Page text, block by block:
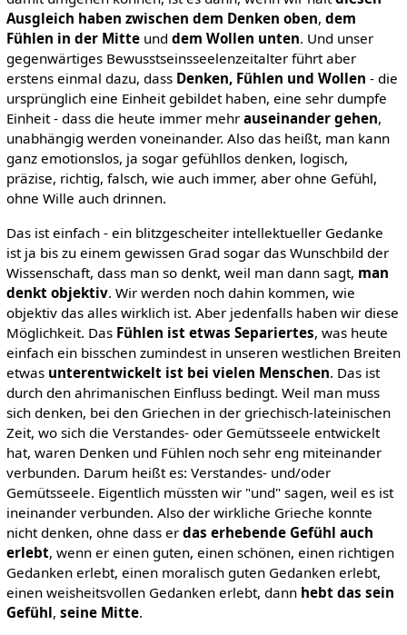
Ausgleich haben zwischen dem Denken oben, dem
Fühlen in der Mitteund dem Wollen unten. Und unser
gegenwärtiges Bewusstseinsseelenzeitalter führt aber
erstens einmal dazu, dass Denken, Fühlen und Wollen - die
ursprünglich eine Einheit gebildet haben, eine sehr dumpfe
Einheit - dass die heute immer mehr auseinander gehen,
unabhängig werden voneinander. Also das heißt, man kann
ganz emotionslos, ja sogar gefühllos denken, logisch,
präzise, richtig, falsch, wie auch immer, aber ohne Gefühl,
ohne Wille auch drinnen.
Das ist einfach - ein blitzgescheiter intellektueller Gedanke
ist ja bis zu einem gewissen Grad sogar das Wunschbild der
Wissenschaft, dass man so denkt, weil man dann sagt, man
denkt objektiv. Wir werden noch dahin kommen, wie
objektiv das alles wirklich ist. Aber jedenfalls haben wir diese
Möglichkeit. Das Fühlen ist etwas Separiertes, was heute
einfach ein bisschen zumindest in unseren westlichen Breiten
etwas unterentwickelt ist bei vielen Menschen. Das ist
durch den ahrimanischen Einfluss bedingt. Weil man muss
sich denken, bei den Griechen in der griechisch-lateinischen
Zeit, wo sich die Verstandes- oder Gemütsseele entwickelt
hat, waren Denken und Fühlen noch sehr eng miteinander
verbunden. Darum heißt es: Verstandes- und/oder
Gemütsseele. Eigentlich müssten wir "und" sagen, weil es ist
ineinander verbunden. Also der wirkliche Grieche konnte
nicht denken, ohne dass er das erhebende Gefühl auch
erlebt, wenn er einen guten, einen schönen, einen richtigen
Gedanken erlebt, einen moralisch guten Gedanken erlebt,
einen weisheitsvollen Gedanken erlebt, dann hebt das sein
Gefühl, seine Mitte.